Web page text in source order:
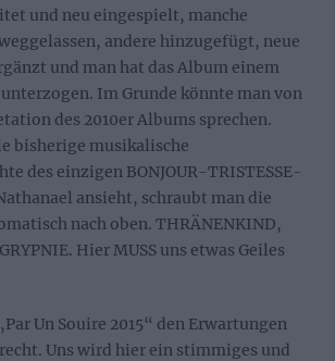
und neu eingespielt, manche
andere hinzugefügt, neue
und man hat das Album einem
Im Grunde könnte man von
des 2010er Albums sprechen.
bisherige musikalische
des einzigen BONJOUR-TRISTESSE-
ansieht, schraubt man die
nach oben. THRÄNENKIND,
Hier MUSS uns etwas Geiles
Un Souire 2015“ den Erwartungen
Uns wird hier ein stimmiges und